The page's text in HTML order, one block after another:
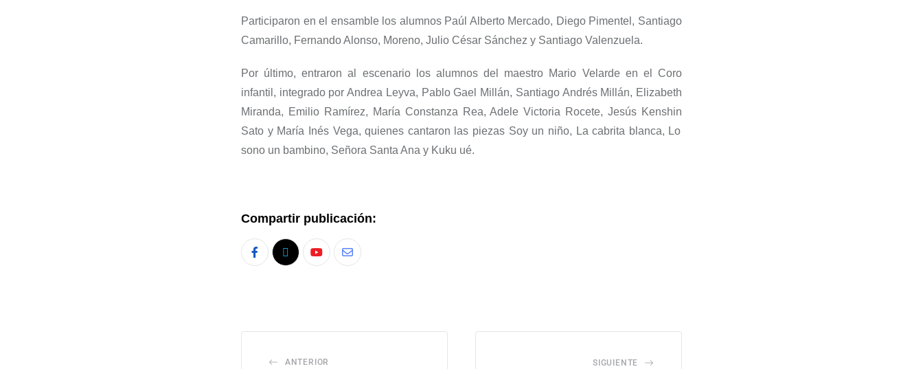
Participaron en el ensamble los alumnos Paúl AlbertoMercado, Diego Pimentel, Santiago
Camarillo, FernandoAlonso, Moreno, Julio César Sánchez y Santiago Valenzuela.
Por último, entraron al escenario los alumnosdel maestro Mario Velarde en el Coro
infantil, integrado porAndrea Leyva, Pablo Gael Millán, Santiago Andrés Millán, Elizabeth
Miranda, Emilio Ramírez, María Constanza Rea, AdeleVictoria Rocete, Jesús Kenshin
Sato y María Inés Vega,quienes cantaron las piezas Soy un niño, La cabrita blanca, Lo
sono un bambino, Señora Santa Ana y Kuku ué.
Compartir publicación:
ANTERIOR SIGUIENTE